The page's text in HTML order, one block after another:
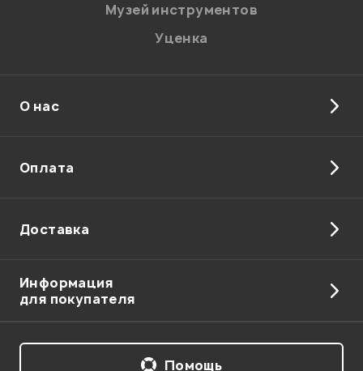
Музей инструментов
Уценка
О нас
Оплата
Доставка
Информация
для покупателя
Помощь